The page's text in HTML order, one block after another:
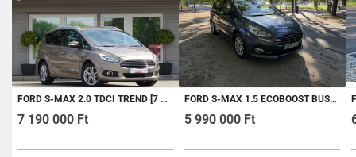
FORD S-MAX 2.0 TDCI TREND [7 SZEMÉLY] 1.TULAJ-MAGYARORSZÁGI-112EKM-GYÁRI'FÉNYEZÉS
7 190 000 Ft
FORD S-MAX 1.5 ECOBOOST BUSINESS PLUS [7 SZEMÉLY]
5 990 000 Ft